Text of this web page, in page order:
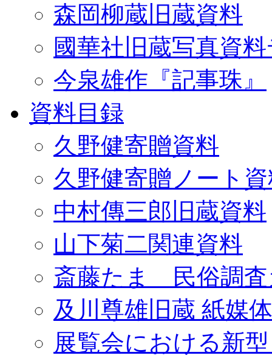
森岡柳蔵旧蔵資料
國華社旧蔵写真資
今泉雄作『記事珠』
資料目録
久野健寄贈資料
久野健寄贈ノート
中村傳三郎旧蔵資料
山下菊二関連資料
斎藤たま 民俗調査
及川尊雄旧蔵 紙媒
展覧会における新